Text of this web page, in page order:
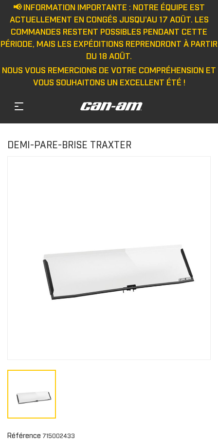
📢 INFORMATION IMPORTANTE : NOTRE ÉQUIPE EST
ACTUELLEMENT EN CONGÉS JUSQU'AU 17 AOÛT. LES
COMMANDES RESTENT POSSIBLES PENDANT CETTE
PÉRIODE, MAIS LES EXPÉDITIONS REPRENDRONT À PARTIR
DU 18 AOÛT.
NOUS VOUS REMERCIONS DE VOTRE COMPRÉHENSION ET
VOUS SOUHAITONS UN EXCELLENT ÉTÉ !
DEMI-PARE-BRISE TRAXTER
Référence 715002433